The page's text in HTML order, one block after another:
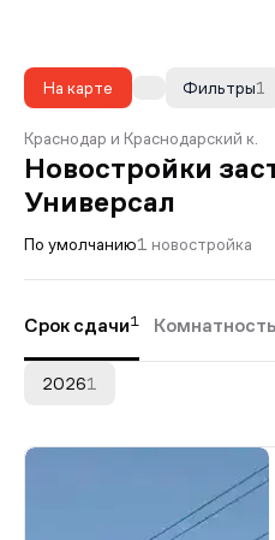
На карте 1
Фильтры
Краснодар и Краснодарский к.
Новостройки
Универсал
По умолчанию1 новостройка
Срок сдачи1 Комнатность
20261